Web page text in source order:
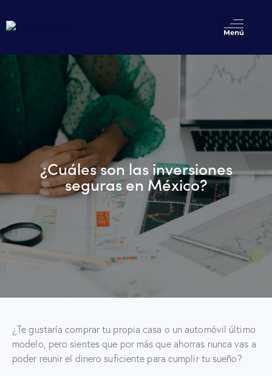
¿Cuáles son las inversiones
seguras en México?
¿Te gustaría comprar tu propia casa o un automóvil último
modelo, pero sientes que por más que ahorras nunca vas a
poder reunir el dinero suficiente para cumplir tu sueño?